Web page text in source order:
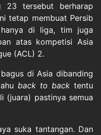
23 tersebut berharap
tetap membuat Persib
di liga, tim juga
atas kompetisi Asia
(ACL) 2.
di Asia dibanding
back to back tentu
(juara) pastinya semua
suka tantangan. Dan